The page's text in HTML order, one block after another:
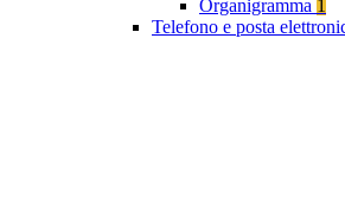
Organigramma 1
Telefono e posta